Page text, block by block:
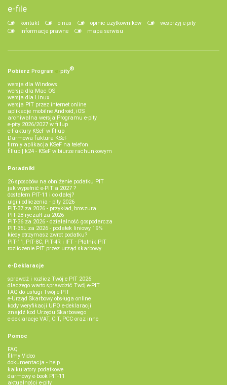
e-file
kontakt o nas opinie użytkowników
wesprzyj e-pity
informacje prawne
mapa serwisu
Pobierz Program e‑pity®
wersja dla Windows
wersja dla Mac OS
wersja dla Linux
wersja PIT przez internet online
aplikacje mobilne Android, iOS
archiwalna wersja Programu e-pity
e-pity 2026/2027 w fillup
e‑Faktury KSeF w fillup
Darmowa faktura KSeF
firmly aplikacja KSeF na telefon
fillup | k24 - KSeF w biurze rachunkowym
Poradniki
26 sposobów na obniżenie podatku PIT
jak wypełnić e-PIT'a 2027 ?
dostałem PIT-11 i co dalej?
ulgi i odliczenia - pity 2026
PIT-37 za 2026 - przykład, broszura
PIT-28 ryczałt za 2026
PIT-36 za 2026 - działalność gospodarcza
PIT-36L za 2026 - podatek liniowy 19%
kiedy otrzymasz zwrot podatku?
PIT-11, PIT-8C, PIT-4R i IFT - Płatnik PIT
rozliczenie PIT przez urząd skarbowy
e-Deklaracje
sprawdź i rozlicz Twój e PIT 2026
dlaczego warto sprawdzić Twój e-PIT
FAQ do usługi Twój e-PIT
e-Urząd Skarbowy obsługa online
kody weryfikacji UPO e-deklaracji
znajdź kod Urzędu Skarbowego
e-deklaracje VAT, CIT, PCC oraz inne
Pomoc
FAQ
filmy Video
dokumentacja - help
kalkulatory podatkowe
darmowy e-book PIT-11
aktualności e-pity